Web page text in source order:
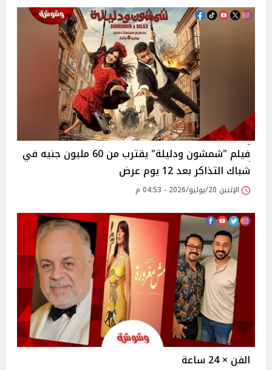
فيلم "شمشون ودليلة" يقترب من 60 مليون جنيه في
شباك التذاكر بعد 12 يوم عرض
الإثنين 20/يوليو/2026 - 04:53 م
الفن × 24 ساعة